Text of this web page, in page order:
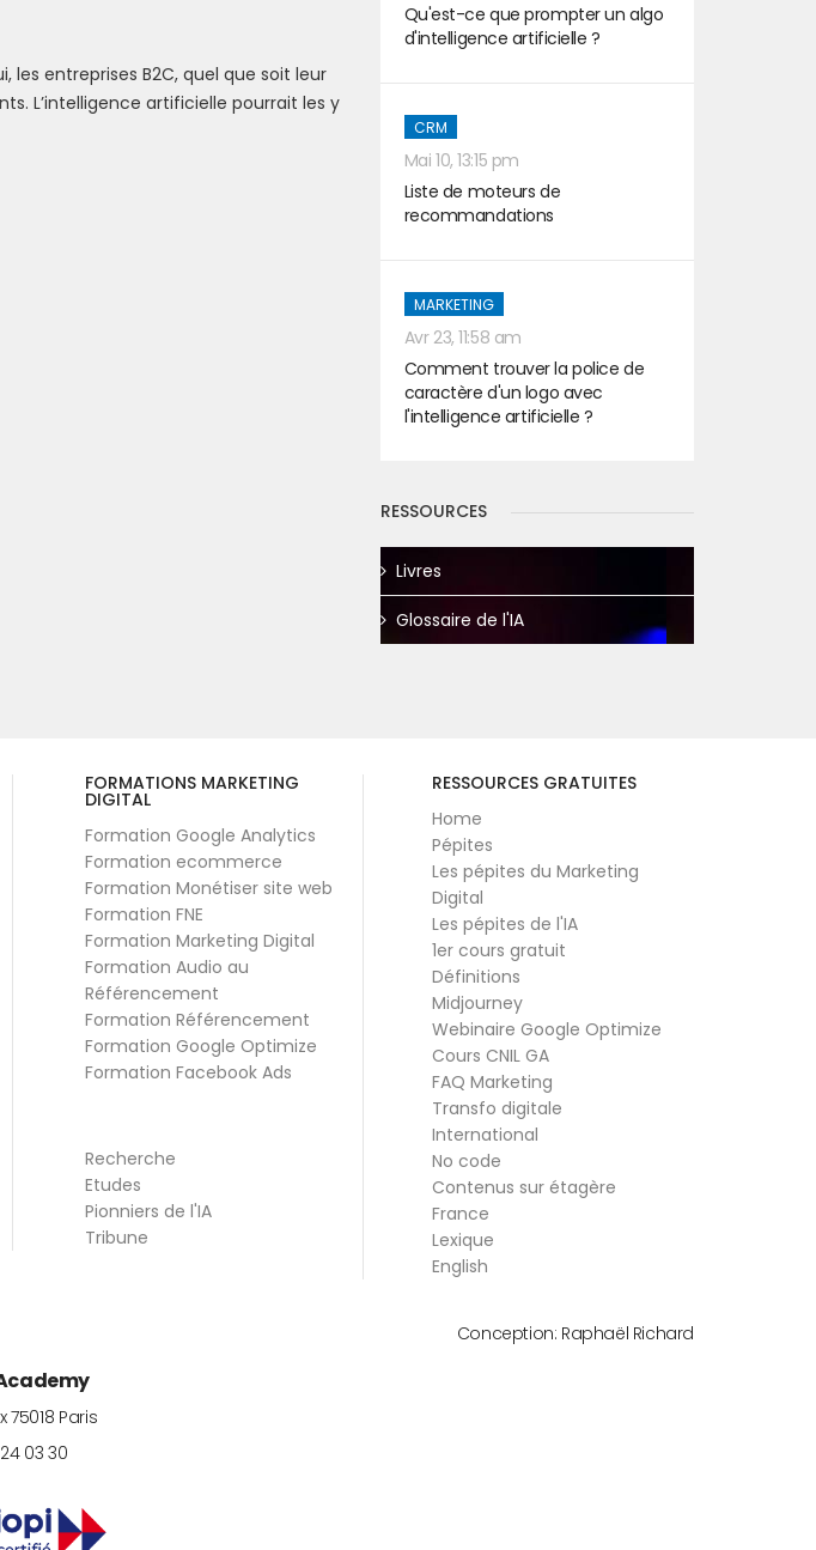
entreprises B2C, quel que soit leur
L’intelligence artificielle pourrait les y
Qu'est-ce que prompter un algo
d'intelligence artificielle ?
CRM
Mai 10, 13:15 pm
Liste de moteurs de
recommandations
MARKETING
Avr 23, 11:58 am
Comment trouver la police de
caractère d'un logo avec
l'intelligence artificielle ?
RESSOURCES
Livres
Glossaire de l'IA
FORMATIONS MARKETING
DIGITAL
Formation Google Analytics
Formation ecommerce
Formation Monétiser site web
Formation FNE
Formation Marketing Digital
Formation Audio au
Référencement
Formation Référencement
Formation Google Optimize
Formation Facebook Ads
Recherche
Etudes
Pionniers de l'IA
Tribune
RESSOURCES GRATUITES
Home
Pépites
Les pépites du Marketing
Digital
Les pépites de l'IA
1er cours gratuit
Définitions
Midjourney
Webinaire Google Optimize
Cours CNIL GA
FAQ Marketing
Transfo digitale
International
No code
Contenus sur étagère
France
Lexique
English
Conception: Raphaël Richard
75018 Paris
03 30